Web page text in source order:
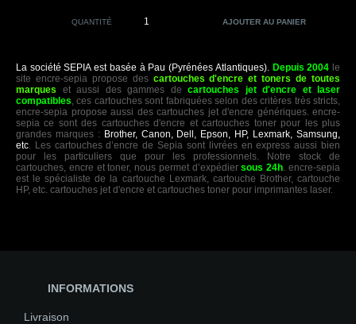
QUANTITÉ
La société SEPIA est basée à Pau (Pyrénées Atlantiques). Depuis 2004 le
site encre-sepia propose des cartouches d'encre et toners de toutes
marques et aussi des gammes de cartouches jet d'encre et laser
compatibles, ces cartouches sont fabriquées selon des critères très stricts,
encre-sepia propose aussi des cartouches jet d'encre génériques. encre-
sepia ce sont des cartouches d'encre et cartouches toner pour les plus
grandes marques : Brother, Canon, Dell, Epson, HP, Lexmark, Samsung,
etc. Les cartouches d’encre de Sepia sont livrées en express aussi bien
pour les particuliers que pour les professionnels. Notre stock de
cartouches, encre et toner, nous permet d’expédiersous 24h. encre-sepia
est le spécialiste de la cartouche Lexmark, cartouche Brother, cartouche
HP, etc. cartouches jet d'encre et cartouches toner pour imprimantes laser.
INFORMATIONS
Livraison